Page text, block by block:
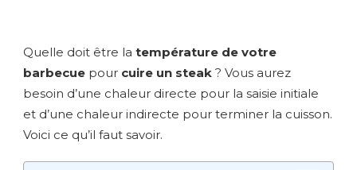
Quelle doit être la température de votre
barbecue pour cuire un steak ? Vous aurez
besoin d’une chaleur directe pour la saisie initiale
et d’une chaleur indirecte pour terminer la cuisson.
Voici ce qu’il faut savoir.